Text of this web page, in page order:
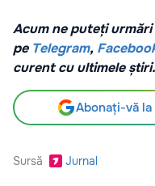
Acum ne puteți urmări
pe Telegram,
curent cu ultimele știri.
Abonați-vă
Sursă Jurnal